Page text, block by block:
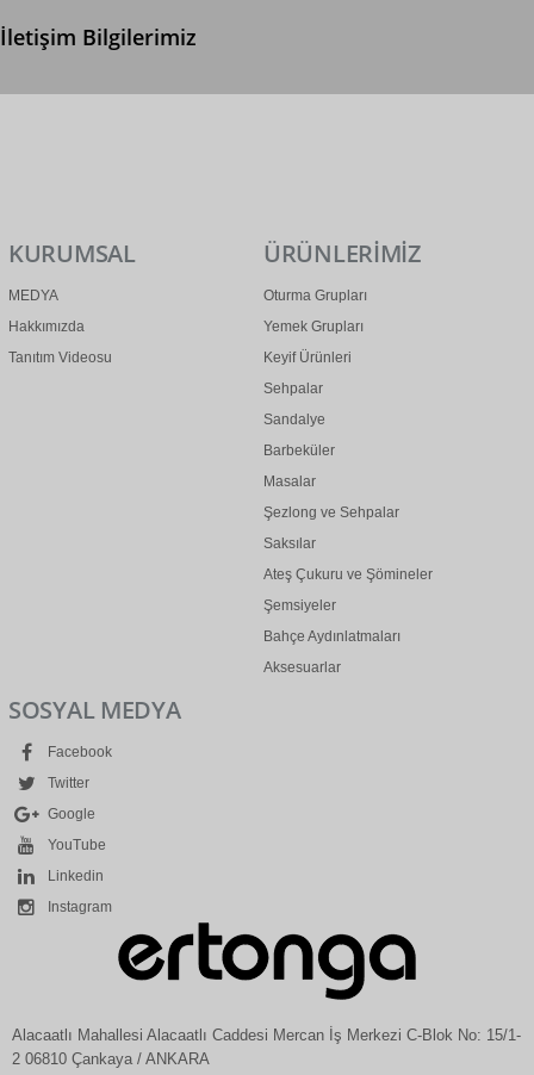
İletişim Bilgilerimiz
KURUMSAL
MEDYA
Hakkımızda
Tanıtım Videosu
ÜRÜNLERİMİZ
Oturma Grupları
Yemek Grupları
Keyif Ürünleri
Sehpalar
Sandalye
Barbeküler
Masalar
Şezlong ve Sehpalar
Saksılar
Ateş Çukuru ve Şömineler
Şemsiyeler
Bahçe Aydınlatmaları
Aksesuarlar
SOSYAL MEDYA
Facebook
Twitter
Google
YouTube
Linkedin
Instagram
Alacaatlı Mahallesi Alacaatlı Caddesi Mercan İş Merkezi C-Blok No: 15/1-
2 06810 Çankaya / ANKARA